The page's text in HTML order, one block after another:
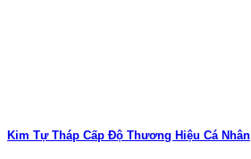
Kim Tự Tháp Cấp Độ Thương Hiệu Cá Nhân